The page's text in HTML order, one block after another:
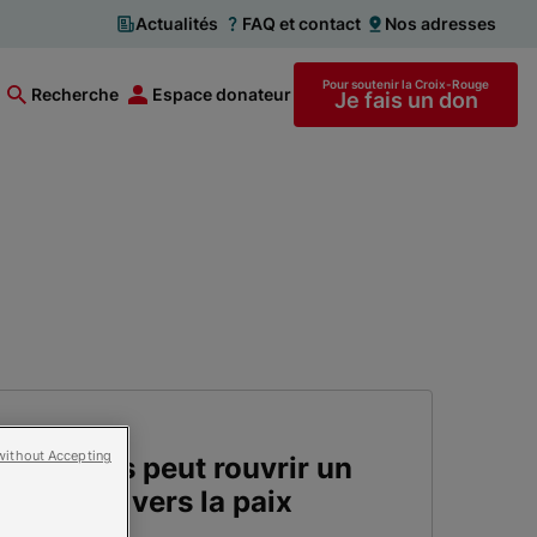
Actualités FAQ et contact Nos adresses
Recherche Espace donateur Pour soutenir la Croix-Rouge
Je fais un don
violences peut rouvrir un
et vers la paix
Accepting